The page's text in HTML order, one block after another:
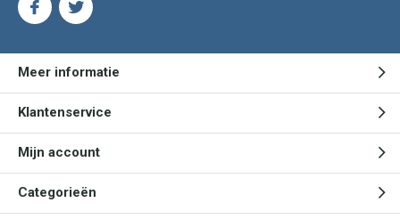
Meer informatie
Klantenservice
Mijn account
Categorieën